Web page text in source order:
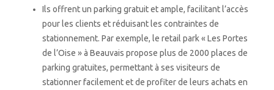
Ils offrent un parking gratuit et ample, facilitant l’accès
pour les clients et réduisant les contraintes de
stationnement. Par exemple, le retail park « Les Portes
de l’Oise » à Beauvais propose plus de 2000 places de
parking gratuites, permettant à ses visiteurs de
stationner facilement et de profiter de leurs achats en